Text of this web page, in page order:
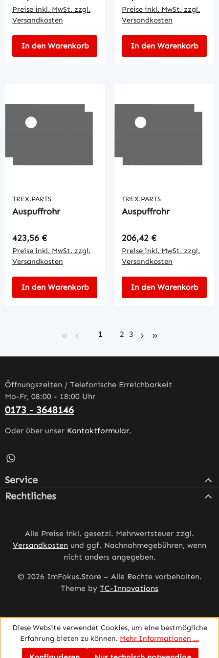
Preise inkl. MwSt. zzgl.
Versandkosten
In den Warenkorb
Preise inkl. MwSt. zzgl.
Versandkosten
In den Warenkorb
TREX.PARTS
Auspuffrohr
Regulärer Preis:
423,56 €
Preise inkl. MwSt. zzgl.
Versandkosten
In den Warenkorb
TREX.PARTS
Auspuffrohr
Regulärer Preis:
206,42 €
Preise inkl. MwSt. zzgl.
Versandkosten
In den Warenkorb
Seite
1 Seite
2 Seite
3
Öffnungszeiten / Telefonische Erreichbarkeit
Mo-Fr, 08:00 - 18:00 Uhr
0173 - 3648146
Oder über unser Kontaktformular.
Schreib uns auf WhatsApp – öffnet in neuem Tab
Service
Rechtliches
Alle Preise inkl. gesetzl. Mehrwertsteuer zzgl.
Versandkosten und ggf. Nachnahmegebühren, wenn
nicht anders angegeben.
© 2026 ImFokus.Store – Alle Rechte vorbehalten.
Theme by TC-Innovations
Diese Website verwendet Cookies, um eine bestmögliche
Erfahrung bieten zu können. Mehr Informationen ...